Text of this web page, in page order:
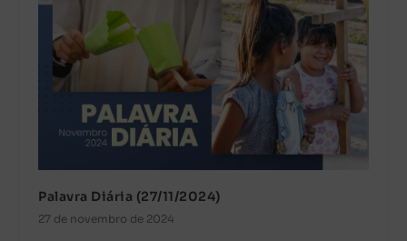
Palavra Diária (27/11/2024)
27 de novembro de 2024